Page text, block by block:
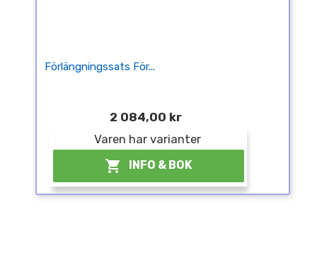
Förlängningssats För...
2 084,00 kr
Varen har varianter
 INFO & BOK